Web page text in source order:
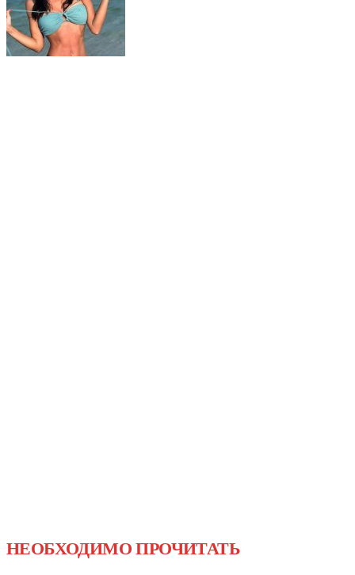
НЕОБХОДИМО ПРОЧИТАТЬ